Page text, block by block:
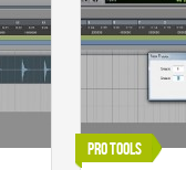
Pro Tools